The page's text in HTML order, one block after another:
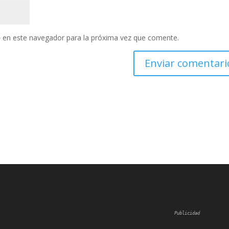
este navegador para la próxima vez que comente.
Publicidad